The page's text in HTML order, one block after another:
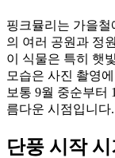
핑크뮬리는 가을
의 여러 공원과 정
이 식물은 특히 햇
모습은 사진 촬영
보통 9월 중순부터
름다운 시점입니다.
단풍 시작 시